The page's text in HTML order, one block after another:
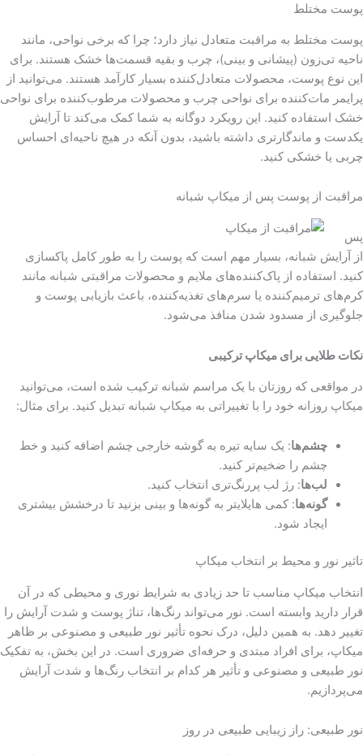
پوست مختلط
پوست مختلط به مراقبت متعادل نیاز دارد؛ چرا که برخی نواحی، مانند
ناحیه تی‌زون (پیشانی و بینی)، چرب و بقیه قسمت‌ها خشک هستند. برای
این نوع پوست، محصولات متعادل‌کننده بسیار کارآمد هستند. می‌توانید از
پرایمر مات‌کننده برای نواحی چرب و محصولات مرطوب‌کننده برای نواحی
خشک استفاده کنید. این رویکرد دوگانه به شما کمک می‌کند تا آرایش
یکدست و ماندگارتری داشته باشید، بدون آنکه در هیچ ناحیه‌ای احساس
چربی یا خشکی کنید.
مراقبت از پوست پس از میکاپ شبانه
پس
از آرایش شبانه، بسیار مهم است که پوست را به طور کامل پاکسازی
کنید. استفاده از پاک‌کننده‌های ملایم و محصولات مراقبتی شبانه مانند
کرم‌های ترمیم‌کننده یا سرم‌های تغذیه‌کننده، باعث بازیابی پوست و
جلوگیری از مسدود شدن منافذ می‌شود.
نکات طلایی برای میکاپ ترکیبی
در مواقعی که روزتان با یک مراسم شبانه ترکیب شده است، می‌توانید
میکاپ روزانه خود را با تغییراتی به میکاپ شبانه تبدیل کنید. برای مثال:
چشم‌ها: یک سایه تیره به گوشه خارجی چشم اضافه کنید و خط
چشم را ضخیم‌تر کنید.
لب‌ها: رژ لب پررنگ‌تری انتخاب کنید.
گونه‌ها: کمی هایلایتر به گونه‌ها و بینی بزنید تا درخشش بیشتری
ایجاد شود.
تاثیر نور و محیط بر انتخاب میکاپ
انتخاب میکاپ مناسب تا حد زیادی به شرایط نوری و محیطی که در آن
قرار دارید وابسته است. نور می‌تواند رنگ‌ها، تناژ پوست و شدت آرایش را
تغییر دهد. به همین دلیل، درک نحوه تأثیر نور طبیعی و مصنوعی بر ظاهر
میکاپ، برای افراد مبتدی و حرفه‌ای ضروری است. در این بخش، به تفکیک
نور طبیعی و مصنوعی و تأثیر هر کدام بر انتخاب رنگ‌ها و شدت آرایش
می‌پردازیم.
نور طبیعی: راز زیبایی طبیعی در روز